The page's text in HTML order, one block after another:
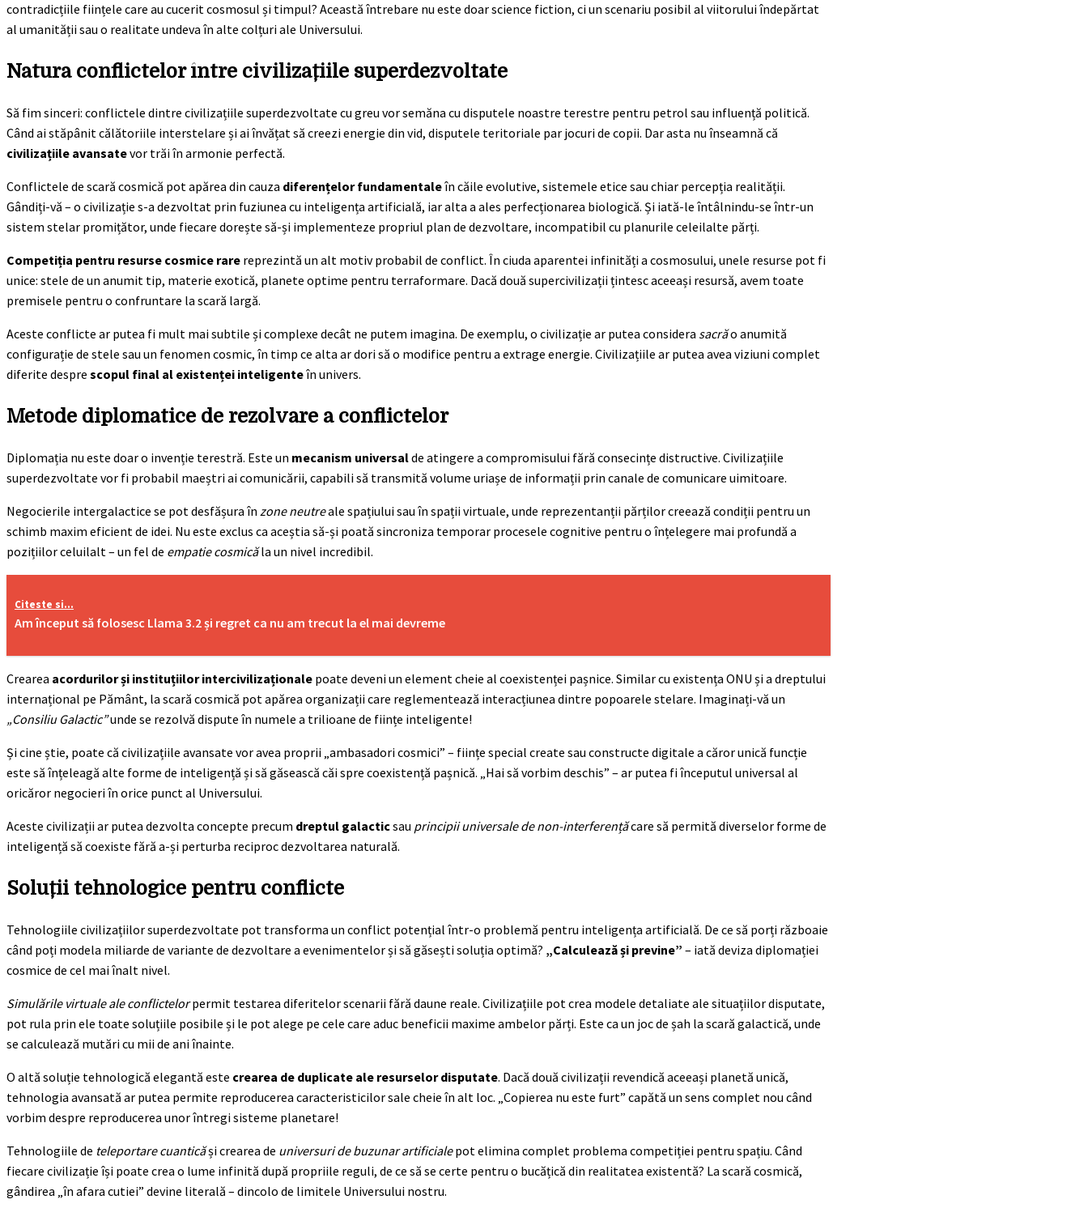
contradicțiile ființele care au cucerit cosmosul și timpul? Această întrebare nu este doar science fiction, ci un scenariu posibil al viitorului îndepărtat
al umanității sau o realitate undeva în alte colțuri ale Universului.
Natura conflictelor între civilizațiile superdezvoltate
Să fim sinceri: conflictele dintre civilizațiile superdezvoltate cu greu vor semăna cu disputele noastre terestre pentru petrol sau influență politică.
Când ai stăpânit călătoriile interstelare și ai învățat să creezi energie din vid, disputele teritoriale par jocuri de copii. Dar asta nu înseamnă că
civilizațiile avansatevor trăi în armonie perfectă.
Conflictele de scară cosmică pot apărea din cauza diferențelor fundamentaleîn căile evolutive, sistemele etice sau chiar percepția realității.
Gândiți-vă – o civilizație s-a dezvoltat prin fuziunea cu inteligența artificială, iar alta a ales perfecționarea biologică. Și iată-le întâlnindu-se într-un
sistem stelar promițător, unde fiecare dorește să-și implementeze propriul plan de dezvoltare, incompatibil cu planurile celeilalte părți.
Competiția pentru resurse cosmice rare reprezintă un alt motiv probabil de conflict. În ciuda aparentei infinități a cosmosului, unele resurse pot fi
unice: stele de un anumit tip, materie exotică, planete optime pentru terraformare. Dacă două supercivilizații țintesc aceeași resursă, avem toate
premisele pentru o confruntare la scară largă.
Aceste conflicte ar putea fi mult mai subtile și complexe decât ne putem imagina. De exemplu, o civilizație ar putea considera sacrăo anumită
configurație de stele sau un fenomen cosmic, în timp ce alta ar dori să o modifice pentru a extrage energie. Civilizațiile ar putea avea viziuni complet
diferite despre scopul final al existenței inteligenteîn univers.
Metode diplomatice de rezolvare a conflictelor
Diplomația nu este doar o invenție terestră. Este un mecanism universalde atingere a compromisului fără consecințe distructive. Civilizațiile
superdezvoltate vor fi probabil maeștri ai comunicării, capabili să transmită volume uriașe de informații prin canale de comunicare uimitoare.
Negocierile intergalactice se pot desfășura în zone neutreale spațiului sau în spații virtuale, unde reprezentanții părților creează condiții pentru un
schimb maxim eficient de idei. Nu este exclus ca aceștia să-și poată sincroniza temporar procesele cognitive pentru o înțelegere mai profundă a
pozițiilor celuilalt – un fel de empatie cosmicăla un nivel incredibil.
Citeste si...
Am început să folosesc Llama 3.2 și regret ca nu am trecut la el mai devreme
Crearea acordurilor și instituțiilor intercivilizaționale poate deveni un element cheie al coexistenței pașnice. Similar cu existența ONU și a dreptului
internațional pe Pământ, la scară cosmică pot apărea organizații care reglementează interacțiunea dintre popoarele stelare. Imaginați-vă un
„Consiliu Galactic”unde se rezolvă dispute în numele a trilioane de ființe inteligente!
Și cine știe, poate că civilizațiile avansate vor avea proprii „ambasadori cosmici” – ființe special create sau constructe digitale a căror unică funcție
este să înțeleagă alte forme de inteligență și să găsească căi spre coexistență pașnică. „Hai să vorbim deschis” – ar putea fi începutul universal al
oricăror negocieri în orice punct al Universului.
Aceste civilizații ar putea dezvolta concepte precum dreptul galacticsau principii universale de non-interferențăcare să permită diverselor forme de
inteligență să coexiste fără a-și perturba reciproc dezvoltarea naturală.
Soluții tehnologice pentru conflicte
Tehnologiile civilizațiilor superdezvoltate pot transforma un conflict potențial într-o problemă pentru inteligența artificială. De ce să porți războaie
când poți modela miliarde de variante de dezvoltare a evenimentelor și să găsești soluția optimă? „Calculează și previne” – iată deviza diplomației
cosmice de cel mai înalt nivel.
Simulările virtuale ale conflictelorpermit testarea diferitelor scenarii fără daune reale. Civilizațiile pot crea modele detaliate ale situațiilor disputate,
pot rula prin ele toate soluțiile posibile și le pot alege pe cele care aduc beneficii maxime ambelor părți. Este ca un joc de șah la scară galactică, unde
se calculează mutări cu mii de ani înainte.
O altă soluție tehnologică elegantă este crearea de duplicate ale resurselor disputate. Dacă două civilizații revendică aceeași planetă unică,
tehnologia avansată ar putea permite reproducerea caracteristicilor sale cheie în alt loc. „Copierea nu este furt” capătă un sens complet nou când
vorbim despre reproducerea unor întregi sisteme planetare!
Tehnologiile de teleportare cuanticăși crearea de universuri de buzunar artificialepot elimina complet problema competiției pentru spațiu. Când
fiecare civilizație își poate crea o lume infinită după propriile reguli, de ce să se certe pentru o bucățică din realitatea existentă? La scară cosmică,
gândirea „în afara cutiei” devine literală – dincolo de limitele Universului nostru.